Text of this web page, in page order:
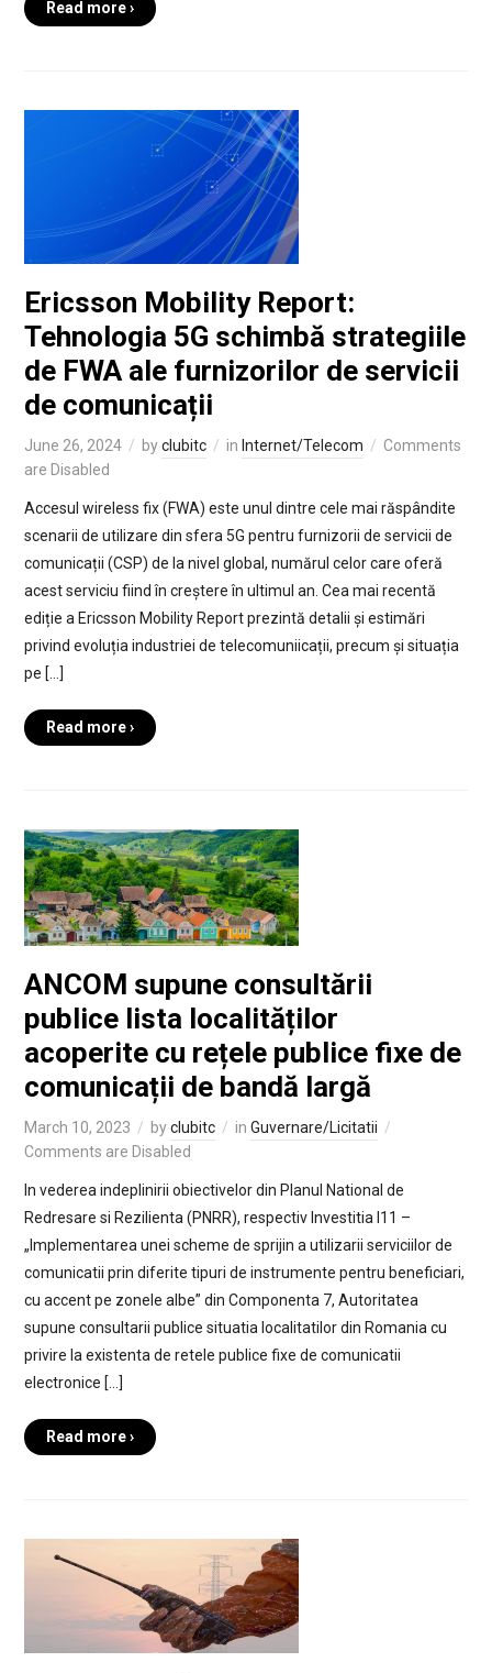
Read more ›
Ericsson Mobility Report:
Tehnologia 5G schimbă strategiile
de FWA ale furnizorilor de servicii
de comunicații
June 26, 2024 byclubitc in Internet/Telecom
Comments
are Disabled
Accesul wireless fix (FWA) este unul dintre cele mai răspândite
scenarii de utilizare din sfera 5G pentru furnizorii de servicii de
comunicații (CSP) de la nivel global, numărul celor care oferă
acest serviciu fiind în creștere în ultimul an. Cea mai recentă
ediție a Ericsson Mobility Report prezintă detalii și estimări
privind evoluția industriei de telecomuniicații, precum și situația
pe […]
Read more ›
ANCOM supune consultării
publice lista localităților
acoperite cu rețele publice fixe de
comunicații de bandă largă
March 10, 2023 byclubitc in Guvernare/Licitatii
Comments are Disabled
In vederea indeplinirii obiectivelor din Planul National de
Redresare si Rezilienta (PNRR), respectiv Investitia I11 –
„Implementarea unei scheme de sprijin a utilizarii serviciilor de
comunicatii prin diferite tipuri de instrumente pentru beneficiari,
cu accent pe zonele albe” din Componenta 7, Autoritatea
supune consultarii publice situatia localitatilor din Romania cu
privire la existenta de retele publice fixe de comunicatii
electronice […]
Read more ›